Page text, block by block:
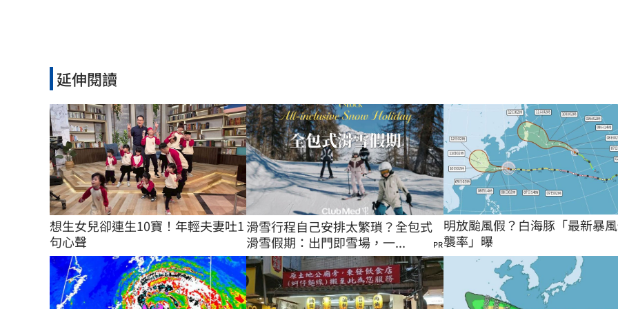
延伸閱讀
想生女兒卻連生10寶！年輕夫妻吐1
句心聲
滑雪行程自己安排太繁瑣？全包式
滑雪假期：出門即雪場，一...
PR
明放颱風假？白海豚「最新暴
襲率」曝